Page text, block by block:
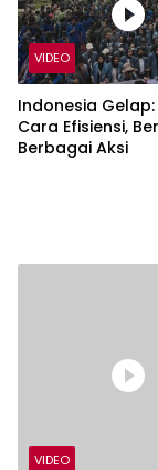
VIDEO
Indonesia Gelap:
Cara Efisiensi,
Berbagai Aksi
VIDEO